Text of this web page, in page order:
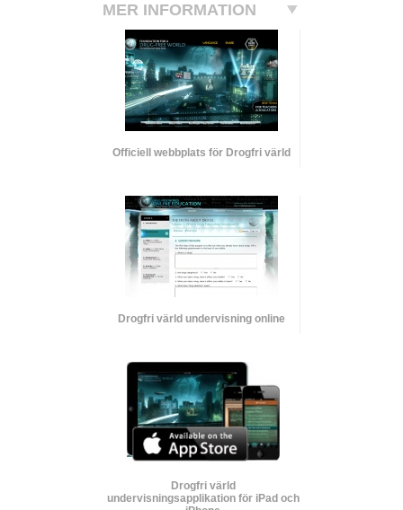
MER INFORMATION
Officiell webbplats för Drogfri värld
Drogfri värld undervisning online
Drogfri värld
undervisningsapplikation för iPad och